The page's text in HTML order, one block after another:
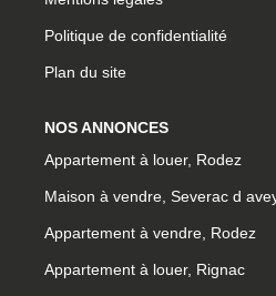
Politique de confidentialité
Plan du site
NOS ANNONCES
Appartement à louer, Rodez
Maison à vendre, Severac d
Appartement à vendre, Rodez
Appartement à louer, Rignac